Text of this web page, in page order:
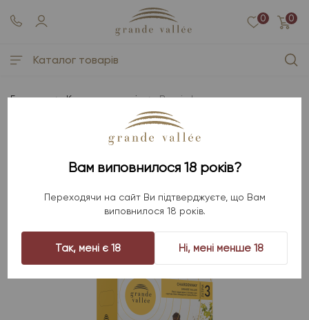
Вам виповнилося 18 років?
Переходячи на сайт Ви підтверджуєте, що Вам
виповнилося 18 років.
Так, мені є 18 Ні, мені менше 18
0 0
Каталог товарів
Головна Каталог товарів Bag in box
BAG IN BOX